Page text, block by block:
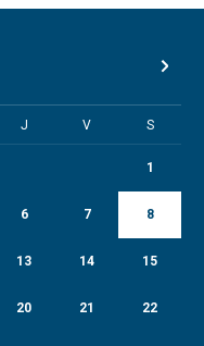
J V S
1
6 7 8
13 14 15
20 21 22